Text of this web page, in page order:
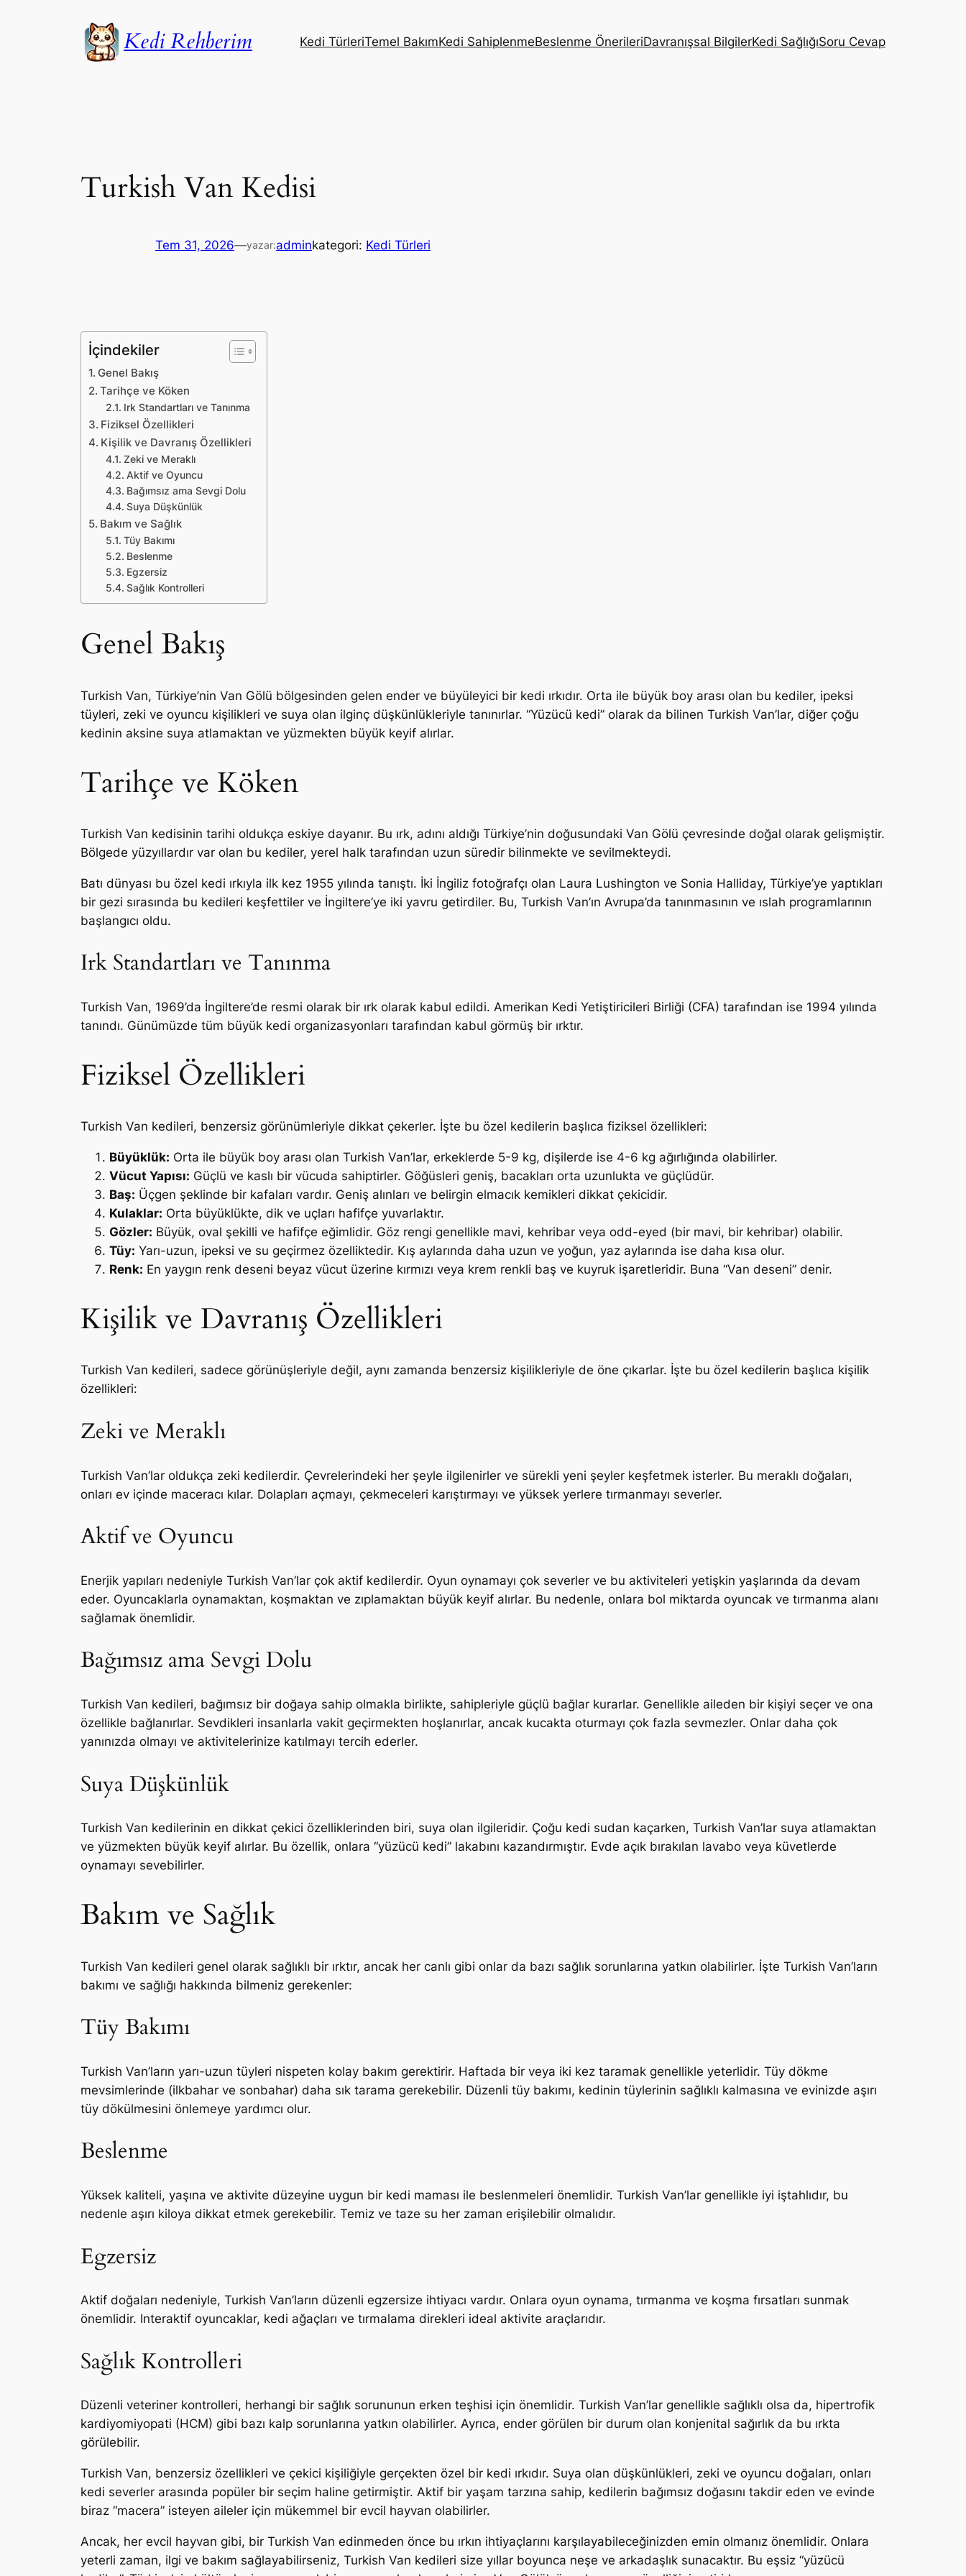
Kedi Rehberim Kedi TürleriTemel BakımKedi SahiplenmeBeslenme ÖnerileriDavranışsal BilgilerKedi SağlığıSoru Cevap
Turkish Van Kedisi
Tem 31, 2026—yazar:adminkategori: Kedi Türleri
İçindekiler
Genel Bakış
Tarihçe ve Köken
Irk Standartları ve Tanınma
Fiziksel Özellikleri
Kişilik ve Davranış Özellikleri
Zeki ve Meraklı
Aktif ve Oyuncu
Bağımsız ama Sevgi Dolu
Suya Düşkünlük
Bakım ve Sağlık
Tüy Bakımı
Beslenme
Egzersiz
Sağlık Kontrolleri
Genel Bakış
Turkish Van, Türkiye’nin Van Gölü bölgesinden gelen ender ve büyüleyici bir kedi ırkıdır. Orta ile büyük boy arası olan bu kediler, ipeksi
tüyleri, zeki ve oyuncu kişilikleri ve suya olan ilginç düşkünlükleriyle tanınırlar. “Yüzücü kedi” olarak da bilinen Turkish Van’lar, diğer çoğu
kedinin aksine suya atlamaktan ve yüzmekten büyük keyif alırlar.
Tarihçe ve Köken
Turkish Van kedisinin tarihi oldukça eskiye dayanır. Bu ırk, adını aldığı Türkiye’nin doğusundaki Van Gölü çevresinde doğal olarak gelişmiştir.
Bölgede yüzyıllardır var olan bu kediler, yerel halk tarafından uzun süredir bilinmekte ve sevilmekteydi.
Batı dünyası bu özel kedi ırkıyla ilk kez 1955 yılında tanıştı. İki İngiliz fotoğrafçı olan Laura Lushington ve Sonia Halliday, Türkiye’ye yaptıkları
bir gezi sırasında bu kedileri keşfettiler ve İngiltere’ye iki yavru getirdiler. Bu, Turkish Van’ın Avrupa’da tanınmasının ve ıslah programlarının
başlangıcı oldu.
Irk Standartları ve Tanınma
Turkish Van, 1969’da İngiltere’de resmi olarak bir ırk olarak kabul edildi. Amerikan Kedi Yetiştiricileri Birliği (CFA) tarafından ise 1994 yılında
tanındı. Günümüzde tüm büyük kedi organizasyonları tarafından kabul görmüş bir ırktır.
Fiziksel Özellikleri
Turkish Van kedileri, benzersiz görünümleriyle dikkat çekerler. İşte bu özel kedilerin başlıca fiziksel özellikleri:
Büyüklük: Orta ile büyük boy arası olan Turkish Van’lar, erkeklerde 5-9 kg, dişilerde ise 4-6 kg ağırlığında olabilirler.
Vücut Yapısı: Güçlü ve kaslı bir vücuda sahiptirler. Göğüsleri geniş, bacakları orta uzunlukta ve güçlüdür.
Baş: Üçgen şeklinde bir kafaları vardır. Geniş alınları ve belirgin elmacık kemikleri dikkat çekicidir.
Kulaklar: Orta büyüklükte, dik ve uçları hafifçe yuvarlaktır.
Gözler: Büyük, oval şekilli ve hafifçe eğimlidir. Göz rengi genellikle mavi, kehribar veya odd-eyed (bir mavi, bir kehribar) olabilir.
Tüy: Yarı-uzun, ipeksi ve su geçirmez özelliktedir. Kış aylarında daha uzun ve yoğun, yaz aylarında ise daha kısa olur.
Renk: En yaygın renk deseni beyaz vücut üzerine kırmızı veya krem renkli baş ve kuyruk işaretleridir. Buna “Van deseni” denir.
Kişilik ve Davranış Özellikleri
Turkish Van kedileri, sadece görünüşleriyle değil, aynı zamanda benzersiz kişilikleriyle de öne çıkarlar. İşte bu özel kedilerin başlıca kişilik
özellikleri:
Zeki ve Meraklı
Turkish Van’lar oldukça zeki kedilerdir. Çevrelerindeki her şeyle ilgilenirler ve sürekli yeni şeyler keşfetmek isterler. Bu meraklı doğaları,
onları ev içinde maceracı kılar. Dolapları açmayı, çekmeceleri karıştırmayı ve yüksek yerlere tırmanmayı severler.
Aktif ve Oyuncu
Enerjik yapıları nedeniyle Turkish Van’lar çok aktif kedilerdir. Oyun oynamayı çok severler ve bu aktiviteleri yetişkin yaşlarında da devam
eder. Oyuncaklarla oynamaktan, koşmaktan ve zıplamaktan büyük keyif alırlar. Bu nedenle, onlara bol miktarda oyuncak ve tırmanma alanı
sağlamak önemlidir.
Bağımsız ama Sevgi Dolu
Turkish Van kedileri, bağımsız bir doğaya sahip olmakla birlikte, sahipleriyle güçlü bağlar kurarlar. Genellikle aileden bir kişiyi seçer ve ona
özellikle bağlanırlar. Sevdikleri insanlarla vakit geçirmekten hoşlanırlar, ancak kucakta oturmayı çok fazla sevmezler. Onlar daha çok
yanınızda olmayı ve aktivitelerinize katılmayı tercih ederler.
Suya Düşkünlük
Turkish Van kedilerinin en dikkat çekici özelliklerinden biri, suya olan ilgileridir. Çoğu kedi sudan kaçarken, Turkish Van’lar suya atlamaktan
ve yüzmekten büyük keyif alırlar. Bu özellik, onlara “yüzücü kedi” lakabını kazandırmıştır. Evde açık bırakılan lavabo veya küvetlerde
oynamayı sevebilirler.
Bakım ve Sağlık
Turkish Van kedileri genel olarak sağlıklı bir ırktır, ancak her canlı gibi onlar da bazı sağlık sorunlarına yatkın olabilirler. İşte Turkish Van’ların
bakımı ve sağlığı hakkında bilmeniz gerekenler:
Tüy Bakımı
Turkish Van’ların yarı-uzun tüyleri nispeten kolay bakım gerektirir. Haftada bir veya iki kez taramak genellikle yeterlidir. Tüy dökme
mevsimlerinde (ilkbahar ve sonbahar) daha sık tarama gerekebilir. Düzenli tüy bakımı, kedinin tüylerinin sağlıklı kalmasına ve evinizde aşırı
tüy dökülmesini önlemeye yardımcı olur.
Beslenme
Yüksek kaliteli, yaşına ve aktivite düzeyine uygun bir kedi maması ile beslenmeleri önemlidir. Turkish Van’lar genellikle iyi iştahlıdır, bu
nedenle aşırı kiloya dikkat etmek gerekebilir. Temiz ve taze su her zaman erişilebilir olmalıdır.
Egzersiz
Aktif doğaları nedeniyle, Turkish Van’ların düzenli egzersize ihtiyacı vardır. Onlara oyun oynama, tırmanma ve koşma fırsatları sunmak
önemlidir. Interaktif oyuncaklar, kedi ağaçları ve tırmalama direkleri ideal aktivite araçlarıdır.
Sağlık Kontrolleri
Düzenli veteriner kontrolleri, herhangi bir sağlık sorununun erken teşhisi için önemlidir. Turkish Van’lar genellikle sağlıklı olsa da, hipertrofik
kardiyomiyopati (HCM) gibi bazı kalp sorunlarına yatkın olabilirler. Ayrıca, ender görülen bir durum olan konjenital sağırlık da bu ırkta
görülebilir.
Turkish Van, benzersiz özellikleri ve çekici kişiliğiyle gerçekten özel bir kedi ırkıdır. Suya olan düşkünlükleri, zeki ve oyuncu doğaları, onları
kedi severler arasında popüler bir seçim haline getirmiştir. Aktif bir yaşam tarzına sahip, kedilerin bağımsız doğasını takdir eden ve evinde
biraz “macera” isteyen aileler için mükemmel bir evcil hayvan olabilirler.
Ancak, her evcil hayvan gibi, bir Turkish Van edinmeden önce bu ırkın ihtiyaçlarını karşılayabileceğinizden emin olmanız önemlidir. Onlara
yeterli zaman, ilgi ve bakım sağlayabilirseniz, Turkish Van kedileri size yıllar boyunca neşe ve arkadaşlık sunacaktır. Bu eşsiz “yüzücü